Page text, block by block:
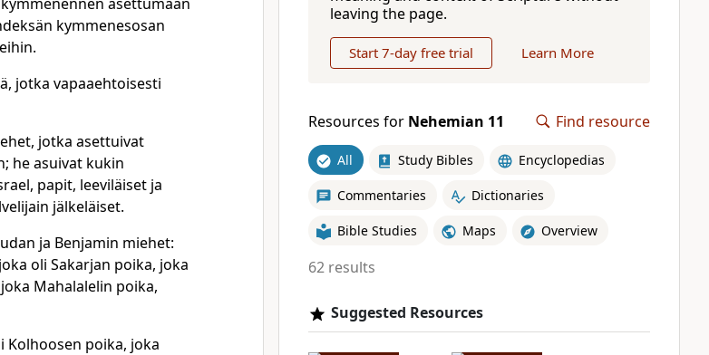
kymmenesosan
jotka vapaaehtoisesti
jotka asettuivat
he asuivat kukin
papit, leeviläiset ja
jälkeläiset.
ja Benjamin miehet:
oli Sakarjan poika, joka
Mahalalelin poika,
Kolhoosen poika, joka
leaving the page.
Start 7-day free trial Learn More
Resources for Nehemian 11 Find resource
All Study Bibles Encyclopedias
Commentaries Dictionaries
Bible Studies Maps Overview
62 results
Suggested Resources